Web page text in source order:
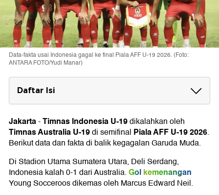
Data-fakta usai Indonesia gagal ke final Piala AFF U-19 2026. (Foto:
ANTARA FOTO/Yudi Manar)
Daftar Isi
4 Data dan Fakta Indonesia Tumbang Lawan
Australia
1. Nova Arianto Belum Menang Vs Australia
2. Kegagalan Keempat Indonesia di Semifinal
3. Laju Kemenangan Indonesia Terhenti
4. Indonesia Gagal Clean Sheet Dua Laga
Jakarta-Timnas Indonesia U-19dikalahkan oleh
Timnas Australia U-19di semifinal Piala AFF U-19 2026.
Berikut data dan fakta di balik kegagalan Garuda Muda.
Di Stadion Utama Sumatera Utara, Deli Serdang,
Indonesia kalah 0-1 dari Australia.Golkemenangan
Young Socceroos dikemas oleh Marcus Edward Neil.